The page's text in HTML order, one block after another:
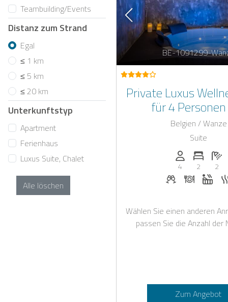
Teambuilding/Events
Distanz zum Strand
Egal
≤ 1 km
≤ 5 km
≤ 20 km
Unterkunftstyp
Apartment
Ferienhaus
Luxus Suite, Chalet
Alle löschen
BE-1091299-
Private Luxus
für 4
Whirlpoolwanne
Belgien / Wanze
Suite
Anzahl der
4
Anzahl
2
2
Wählen Sie einen anderen
passen Sie die Anzahl der
Zum Angebot